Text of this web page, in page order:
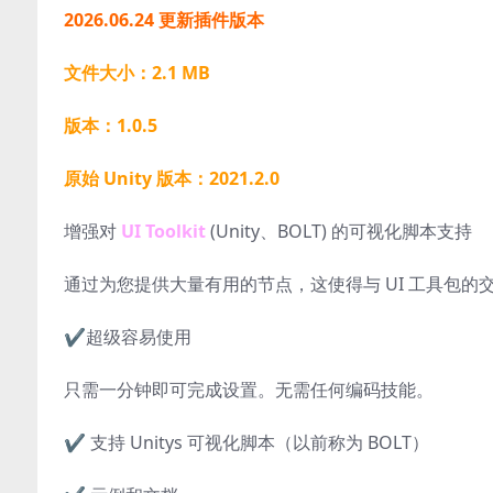
2026.06.24 更新插件版本
文件大小：2.1 MB
版本：1.0.5
原始 Unity 版本：2021.2.0
增强对 UI Toolkit(Unity、BOLT) 的可视化脚本支持
通过为您提供大量有用的节点，这使得与 UI 工具包的
✔️超级容易使用
只需一分钟即可完成设置。无需任何编码技能。
✔️ 支持 Unitys 可视化脚本（以前称为 BOLT）